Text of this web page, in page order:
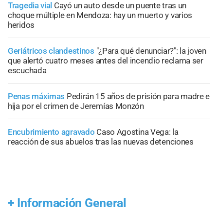
Tragedia vial Cayó un auto desde un puente tras un
choque múltiple en Mendoza: hay un muerto y varios
heridos
Geriátricos clandestinos "¿Para qué denunciar?": la joven
que alertó cuatro meses antes del incendio reclama ser
escuchada
Penas máximas Pedirán 15 años de prisión para madre e
hija por el crimen de Jeremías Monzón
Encubrimiento agravado Caso Agostina Vega: la
reacción de sus abuelos tras las nuevas detenciones
+ Información General